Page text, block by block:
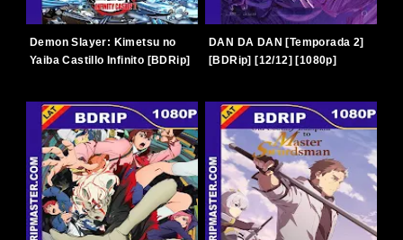
Demon Slayer: Kimetsu no
Yaiba Castillo Infinito [BDRip]
DAN DA DAN [Temporada 2]
[BDRip] [12/12] [1080p]